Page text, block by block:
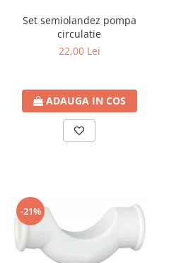
Set semiolandez pompa
circulatie
22,00 Lei
ADAUGA IN COS
-21%